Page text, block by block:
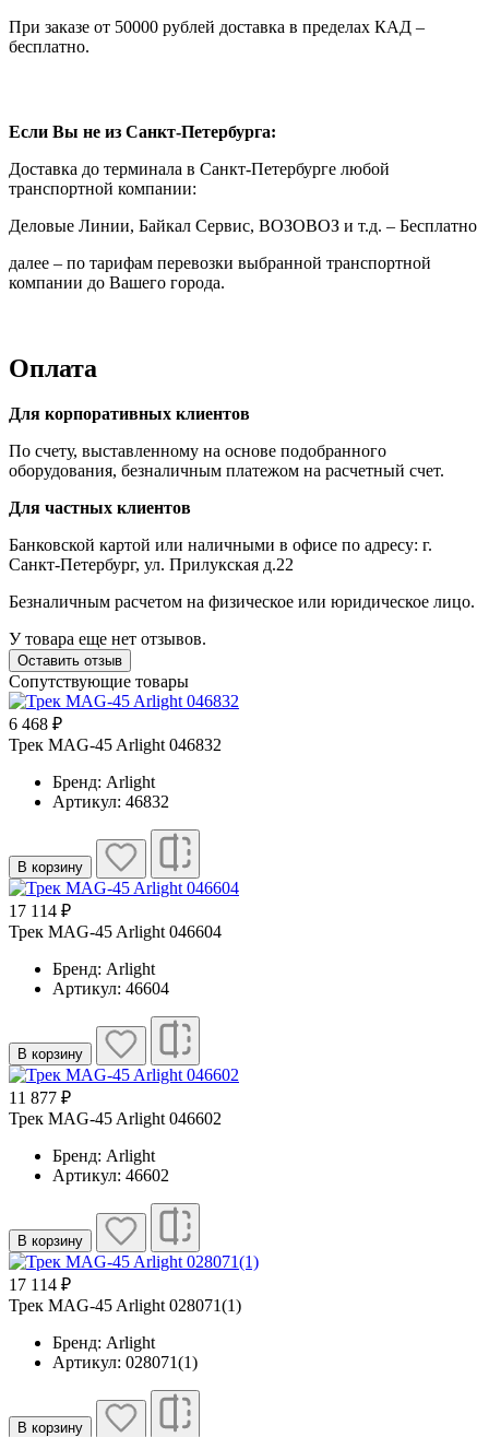
При заказе от 50000 рублей доставка в пределах КАД –
бесплатно.
Если Вы не из Санкт-Петербурга:
Доставка до терминала в Санкт-Петербурге любой
транспортной компании:
Деловые Линии, Байкал Сервис, ВОЗОВОЗ и т.д. – Бесплатно
далее – по тарифам перевозки выбранной транспортной
компании до Вашего города.
Оплата
Для корпоративных клиентов
По счету, выставленному на основе подобранного
оборудования, безналичным платежом на расчетный счет.
Для частных клиентов
Банковской картой или наличными в офисе по адресу: г.
Санкт-Петербург, ул. Прилукская д.22
Безналичным расчетом на физическое или юридическое лицо.
У товара еще нет отзывов.
Оставить отзыв
Сопутствующие товары
6 468 ₽
Трек MAG-45 Arlight 046832
Бренд: Arlight
Артикул: 46832
В корзину
17 114 ₽
Трек MAG-45 Arlight 046604
Бренд: Arlight
Артикул: 46604
В корзину
11 877 ₽
Трек MAG-45 Arlight 046602
Бренд: Arlight
Артикул: 46602
В корзину
17 114 ₽
Трек MAG-45 Arlight 028071(1)
Бренд: Arlight
Артикул: 028071(1)
В корзину